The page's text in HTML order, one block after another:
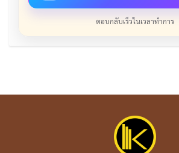
ตอบกลับเร็วในเวลาทำการ